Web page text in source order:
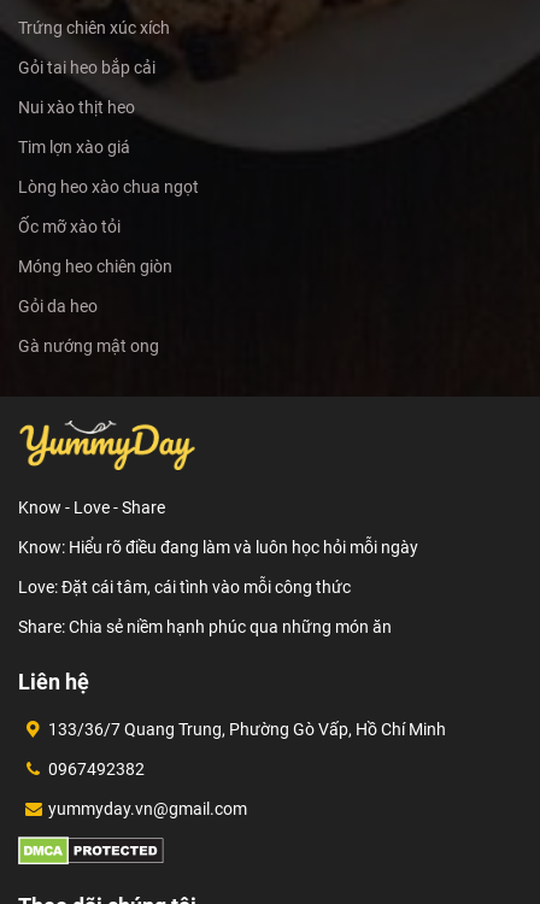
Trứng chiên xúc xích
Gỏi tai heo bắp cải
Nui xào thịt heo
Tim lợn xào giá
Lòng heo xào chua ngọt
Ốc mỡ xào tỏi
Móng heo chiên giòn
Gỏi da heo
Gà nướng mật ong
Know - Love - Share
Know: Hiểu rõ điều đang làm và luôn học hỏi mỗi ngày
Love: Đặt cái tâm, cái tình vào mỗi công thức
Share: Chia sẻ niềm hạnh phúc qua những món ăn
Liên hệ
133/36/7 Quang Trung, Phường Gò Vấp, Hồ Chí Minh
0967492382
yummyday.vn@gmail.com